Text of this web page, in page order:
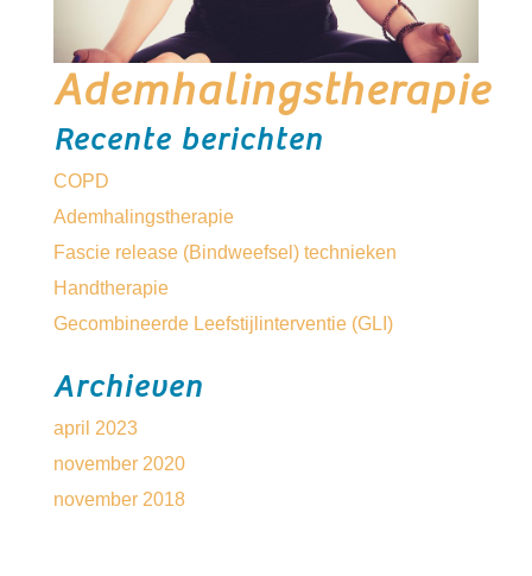
Ademhalingstherapie
Recente berichten
COPD
Ademhalingstherapie
Fascie release (Bindweefsel) technieken
Handtherapie
Gecombineerde Leefstijlinterventie (GLI)
Archieven
april 2023
november 2020
november 2018